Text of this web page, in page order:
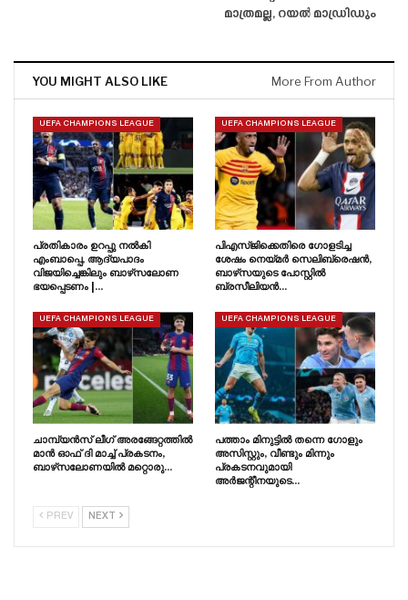
മാത്രമല്ല, റയൽ മാഡ്രിഡും
YOU MIGHT ALSO LIKE More From Author
UEFA CHAMPIONS LEAGUE
പ്രതികാരം ഉറപ്പു നൽകി
എംബാപ്പെ, ആദ്യപാദം
വിജയിച്ചെങ്കിലും ബാഴ്‌സലോണ
ഭയപ്പെടണം |…
UEFA CHAMPIONS LEAGUE
പിഎസ്‌ജിക്കെതിരെ ഗോളടിച്ച
ശേഷം നെയ്‌മർ സെലിബ്രെഷൻ,
ബാഴ്‌സയുടെ പോസ്റ്റിൽ
ബ്രസീലിയൻ…
UEFA CHAMPIONS LEAGUE
ചാമ്പ്യൻസ് ലീഗ് അരങ്ങേറ്റത്തിൽ
മാൻ ഓഫ് ദി മാച്ച് പ്രകടനം,
ബാഴ്‌സലോണയിൽ മറ്റൊരു…
UEFA CHAMPIONS LEAGUE
പത്താം മിനുട്ടിൽ തന്നെ ഗോളും
അസിസ്റ്റും, വീണ്ടും മിന്നും
പ്രകടനവുമായി
അർജന്റീനയുടെ…
PREV NEXT